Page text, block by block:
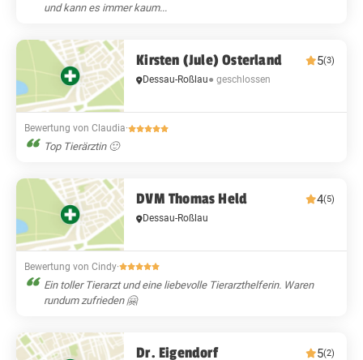
und kann es immer kaum...
Kirsten (Jule) Osterland 5(3)
Dessau-Roßlau● geschlossen
Bewertung von Claudia·
Top Tierärztin 🙂
DVM Thomas Held 4(5)
Dessau-Roßlau
Bewertung von Cindy·
Ein toller Tierarzt und eine liebevolle Tierarzthelferin. Waren
rundum zufrieden 🤗
Dr. Eigendorf 5(2)